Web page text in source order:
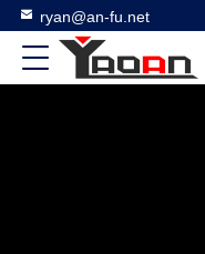
ryan@an-fu.net